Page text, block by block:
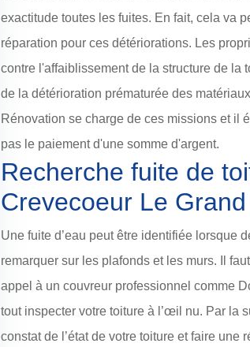
exactitude toutes les fuites. En fait, cela va
réparation pour ces détériorations. Les
contre l'affaiblissement de la structure de la
de la détérioration prématurée des
Rénovation se charge de ces missions et il
pas le paiement d'une somme d'argent.
Recherche fuite de
Crevecoeur Le Grand
Une fuite d’eau peut être identifiée lorsque
remarquer sur les plafonds et les murs. Il
appel à un couvreur professionnel comme
tout inspecter votre toiture à l’œil nu. Par la
constat de l’état de votre toiture et faire une